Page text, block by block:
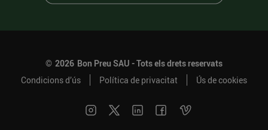
© 2026 Bon Preu SAU - Tots els drets reservats
Condicions d’ús
Política de privacitat Ús de cookies